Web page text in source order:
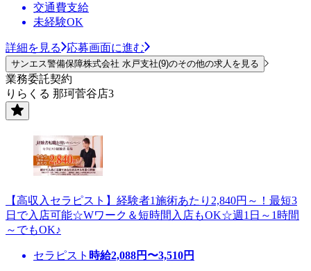
交通費支給
未経験OK
詳細を見る 応募画面に進む
サンエス警備保障株式会社 水戸支社(9)のその他の求人を見る
業務委託契約
りらくる 那珂菅谷店3
【高収入セラピスト】経験者1施術あたり2,840円～！最短3
日で入店可能☆Wワーク＆短時間入店もOK☆週1日～1時間
～でもOK♪
セラピスト 時給2,088円〜3,510円